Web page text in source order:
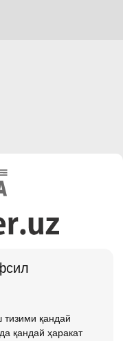
қандай
қандай ҳаракат